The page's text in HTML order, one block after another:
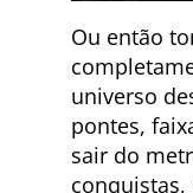
Ou então
universo
pontes,
sair do
conquistas,